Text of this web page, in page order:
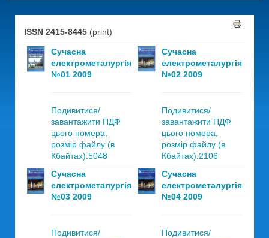
ISSN 2415-8445 (print)
Сучасна
електрометалургія
№01 2009
Подивитися/
завантажити ПДФ
цього номера,
розмір файлу (в
Кбайтах):5048
Сучасна
електрометалургія
№02 2009
Подивитися/
завантажити ПДФ
цього номера,
розмір файлу (в
Кбайтах):2106
Сучасна
електрометалургія
№03 2009
Подивитися/
Сучасна
електрометалургія
№04 2009
Подивитися/